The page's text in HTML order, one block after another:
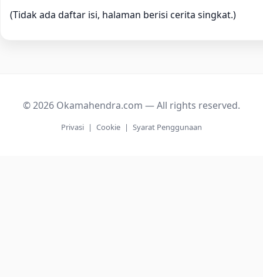
(Tidak ada daftar isi, halaman berisi cerita singkat.)
© 2026 Okamahendra.com — All rights reserved.
Privasi | Cookie | Syarat Penggunaan